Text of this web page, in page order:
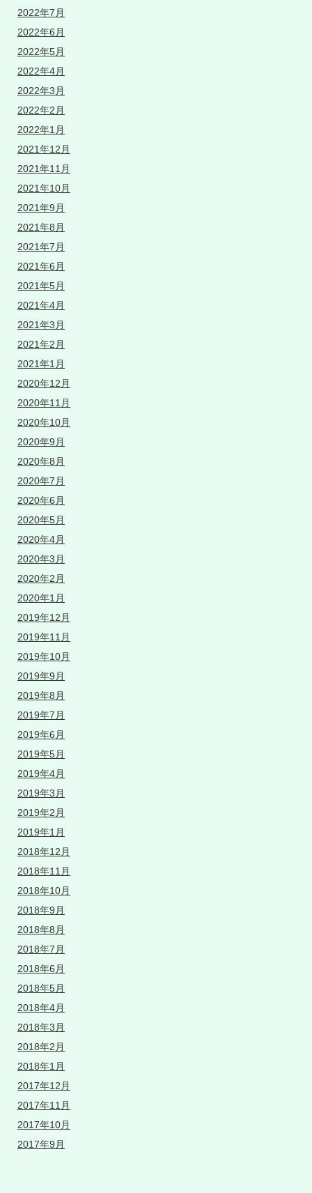
2022年7月
2022年6月
2022年5月
2022年4月
2022年3月
2022年2月
2022年1月
2021年12月
2021年11月
2021年10月
2021年9月
2021年8月
2021年7月
2021年6月
2021年5月
2021年4月
2021年3月
2021年2月
2021年1月
2020年12月
2020年11月
2020年10月
2020年9月
2020年8月
2020年7月
2020年6月
2020年5月
2020年4月
2020年3月
2020年2月
2020年1月
2019年12月
2019年11月
2019年10月
2019年9月
2019年8月
2019年7月
2019年6月
2019年5月
2019年4月
2019年3月
2019年2月
2019年1月
2018年12月
2018年11月
2018年10月
2018年9月
2018年8月
2018年7月
2018年6月
2018年5月
2018年4月
2018年3月
2018年2月
2018年1月
2017年12月
2017年11月
2017年10月
2017年9月